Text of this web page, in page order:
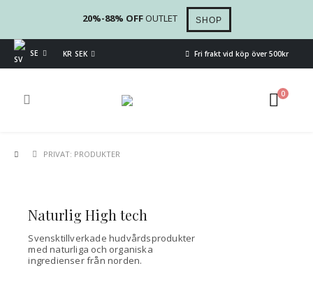
20%-88% OFFOUTLET SHOP
SE KR SEK Fri frakt vid köp över 500kr
0
PRIVAT: PRODUKTER
Naturlig High tech
Svensktillverkade hudvårdsprodukter
med naturliga och organiska
ingredienser från norden.